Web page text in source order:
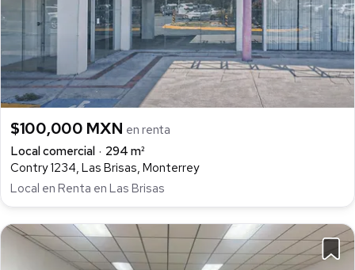
$100,000 MXN en renta
Local comercial
294 m²
Contry 1234, Las Brisas, Monterrey
Local en Renta en Las Brisas